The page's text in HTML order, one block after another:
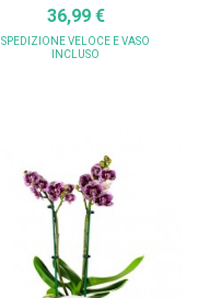
36,99 €
SPEDIZIONE VELOCE E VASO
INCLUSO